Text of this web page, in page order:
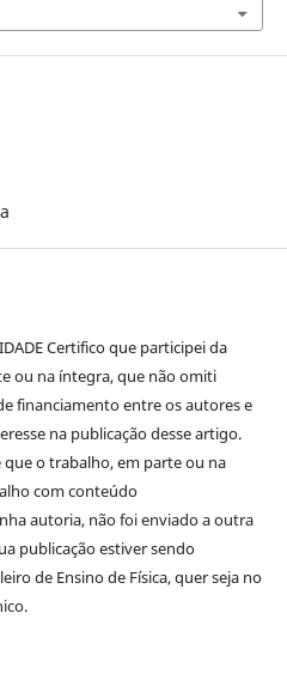
Certifico que participei da
ou na íntegra, que não omiti
financiamento entre os autores e
na publicação desse artigo.
o trabalho, em parte ou na
com conteúdo
autoria, não foi enviado a outra
publicação estiver sendo
de Ensino de Física, quer seja no